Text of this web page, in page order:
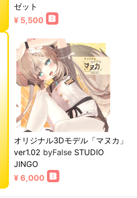
ゼット
¥ 5,500
オリジナル3Dモデル「マヌカ」
ver1.02 byFalse STUDIO
JINGO
¥ 6,000